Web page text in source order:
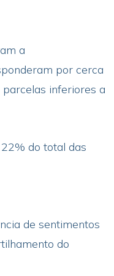
a
por cerca
inferiores a
do total das
de sentimentos
do